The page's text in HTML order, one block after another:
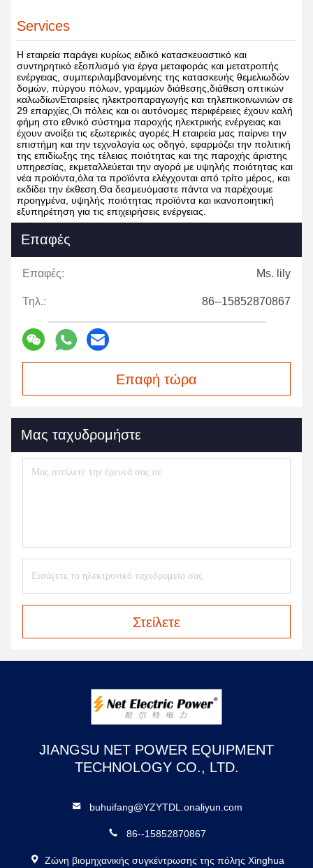
Services
Η εταιρεία παράγει κυρίως ειδικό κατασκευαστικό και
συντηρητικό εξοπλισμό για έργα μεταφοράς και μετατροπής
ενέργειας, συμπεριλαμβανομένης της κατασκευής θεμελιωδών
δομών, πύργου πόλων, γραμμών διάθεσης,διάθεση οπτικών
καλωδίωνΕταιρείες ηλεκτροπαραγωγής και τηλεπικοινωνιών σε
29 επαρχίες,Οι πόλεις και οι αυτόνομες περιφέρειες έχουν καλή
φήμη στο εθνικό σύστημα παροχής ηλεκτρικής ενέργειας και
έχουν ανοίξει τις εξωτερικές αγορές.Η εταιρεία μας παίρνει την
επιστήμη και την τεχνολογία ως οδηγό, εφαρμόζει την πολιτική
της επιδίωξης της τέλειας ποιότητας και της παροχής άριστης
υπηρεσίας, εκμεταλλεύεται την αγορά με υψηλής ποιότητας και
νέα προϊόντα,όλα τα προϊόντα ελέγχονται από τρίτο μέρος, και
εκδίδει την έκθεση.Θα δεσμευόμαστε πάντα να παρέχουμε
προηγμένα, υψηλής ποιότητας προϊόντα και ικανοποιητική
εξυπηρέτηση για τις επιχειρήσεις ενέργειας.
Επαφές
Επαφές: Ms. lily
Τηλ.: 86--15852870867
Επαφή τώρα
Μας ταχυδρομήστε
Στείλετε
JIANGSU NET POWER EQUIPMENT
TECHNOLOGY CO., LTD.
buhuifang@YZYTDL.onaliyun.com
86--15852870867
Ζώνη βιομηχανικής συγκέντρωσης της πόλης Xinghua